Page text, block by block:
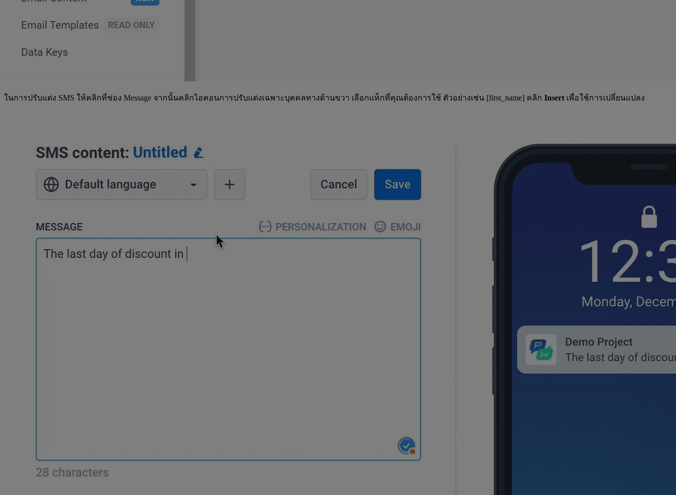
ในการปรับแต่ง SMS ให้คลิกที่ช่อง Message จากนั้นคลิกไอคอนการปรับแต่งเฉพาะบุคคลทางด้านขวา เลือกแท็กที่คุณต้องการใช้ ตัวอย่างเช่น [first_name] คลิก Insert เพื่อใช้การเปลี่ยนแปลง